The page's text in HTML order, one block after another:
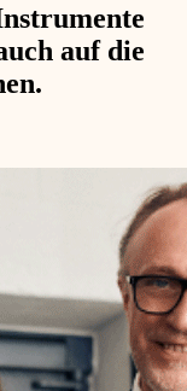
auf die